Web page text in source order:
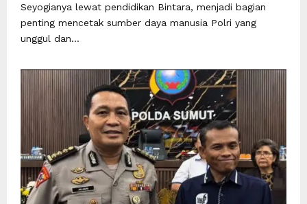
Seyogianya lewat pendidikan Bintara, menjadi bagian
penting mencetak sumber daya manusia Polri yang
unggul dan...